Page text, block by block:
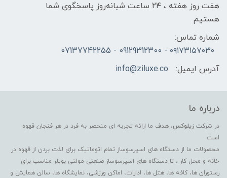
هفت روز هفته ، ۲۴ ساعت شبانه‌روز پاسخگوی شما
هستیم
شماره تماس:
۰۹۱۷۳۱۵۷۰۳۰ - 09129312300 - 07137742255
آدرس ایمیل:
info@ziluxe.co
درباره ما
در شرکت زیلوکس، هدف ما ارائه تجربه ای منحصر به فرد در هر فنجان قهوه
است.
محصولات ما از دستگاه های اسپرسوساز تمام اتوماتیک برای لذت بردن از قهوه در
خانه و محل کار ، تا دستگاه های اسپرسوساز صنعتی مولتی بویلر مناسب برای
رستوران ها، کافه ها، هتل ها، ادارات، اماکن ورزشی، نمایشگاه ها، سالن همایش و